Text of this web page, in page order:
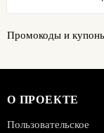
Промокоды и
О ПРОЕКТЕ
Пользовательское